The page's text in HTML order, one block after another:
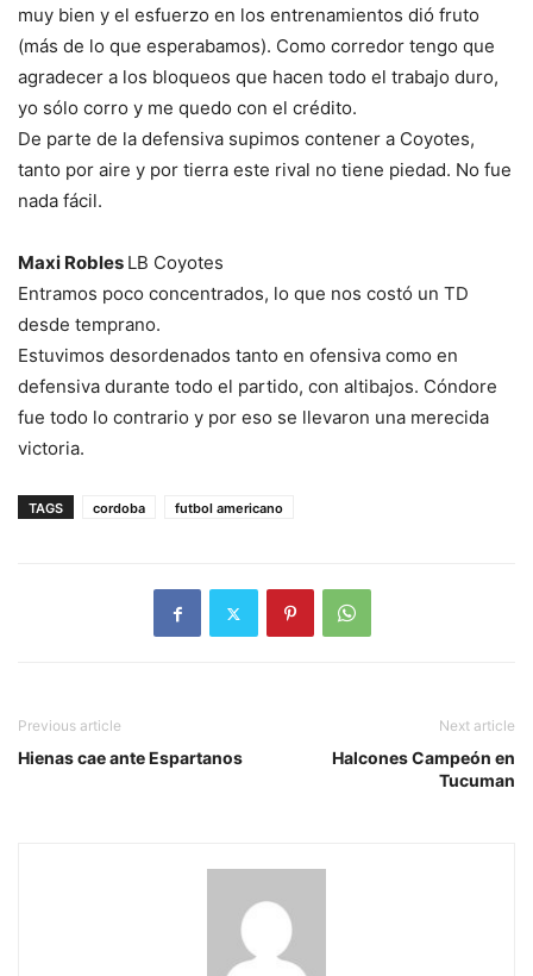
muy bien y el esfuerzo en los entrenamientos dió fruto
(más de lo que esperabamos). Como corredor tengo que
agradecer a los bloqueos que hacen todo el trabajo duro,
yo sólo corro y me quedo con el crédito.
De parte de la defensiva supimos contener a Coyotes,
tanto por aire y por tierra este rival no tiene piedad. No fue
nada fácil.
Maxi Robles LB Coyotes
Entramos poco concentrados, lo que nos costó un TD
desde temprano.
Estuvimos desordenados tanto en ofensiva como en
defensiva durante todo el partido, con altibajos. Cóndore
fue todo lo contrario y por eso se llevaron una merecida
victoria.
TAGS cordoba futbol americano
Previous article
Hienas cae ante Espartanos
Next article
Halcones Campeón en
Tucuman